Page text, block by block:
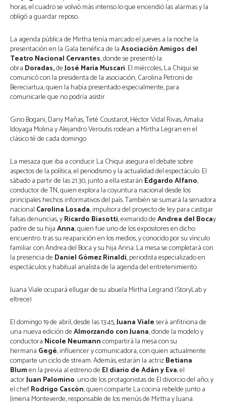
horas, el cuadro se volvió más intenso lo que encendió las alarmas y la
obligó a guardar reposo.
La agenda pública de Mirtha tenía marcado el jueves a la noche la
presentación en la Gala benéfica de laAsociación Amigos del
Teatro Nacional Cervantes, donde se presentó la
obra Doradas,deJosé María Muscari. El miércoles, La Chiqui se
comunicó con la presidenta de la asociación,Carolina Petroni de
Bereciartua, quien la había presentado especialmente, para
comunicarle que no podría asistir.
Gino Bogani, Dany Mañas, Teté Coustarot, Héctor Vidal Rivas, Amalia
Idoyaga Molina y Alejandro Veroutis rodean a Mirtha Legran en el
clásico té de cada domingo
La mesaza que iba a conducir La Chiqui asegura el debate sobre
aspectos de la política, el periodismo y la actualidad del espectáculo. El
sábado a partir de las 21.30, junto a ella estarán Edgardo Alfano,
conductor de TN, quien explora la coyuntura nacional desde los
principales hechos informativos del país. También se sumará la senadora
nacional Carolina Losada, impulsora del proyecto de ley para castigar
falsas denuncias, yRicardo Biasotti, exmarido deAndrea del Bocay
padre de su hijaAnna, quien fue uno de los expositores en dicho
encuentro. tras su reaparición en los medios, y conocido por su vínculo
familiar con Andrea del Boca y su hija Anna. La mesa se completará con
la presencia de Daniel Gómez Rinaldi, periodista especializado en
espectáculos y habitual analista de la agenda del entretenimiento.
Juana Viale ocupará ellugar de su abuela Mirtha Legrand (StoryLab y
eltrece)
El domingo 19 de abril, desde las 13:45,Juana Vialeserá anfitriona de
una nueva edición deAlmorzando con Juana, donde la modelo y
conductora Nicole Neumanncompartirá la mesa con su
hermana Gegé, influencer y comunicadora, con quien actualmente
comparte un ciclo de stream. Además, estarán la actrizBetiana
Blumen la previa al estreno de El diario de Adán y Eva; el
actorJuan Palomino. uno de los protagonistas de El divorcio del año; y
el chefRodrigo Cascón, quien comparte La cocina rebelde junto a
Jimena Monteverde, responsable de los menús de Mirtha y Juana.